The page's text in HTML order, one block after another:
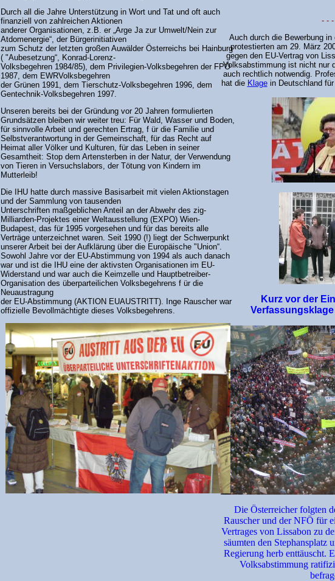
- - -
Auch durch die Bewerbung
protestierten am 29. März
gegen den EU-Vertrag von
Volksabstimmung ist nicht nur
auch rechtlich notwendig.
hat die Klagein Deutschland für
Kurz vor der
Die Österreicher folgten
Rauscher und der NFÖ für
Vertrages von Lissabon zu
säumten den Stephansplatz
Regierung herb enttäuscht.
Volksabstimmung
Durch all die Jahre Unterstützung in Wort und Tat und oft auch
finanziell von zahlreichen Aktionen
anderer Organisationen, z.B. er „Arge Ja zur Umwelt/Nein zur
Atdomenergie“, der Bürgerinitiativen
zum Schutz der letzten großen Auwälder Österreichs bei Hainburg
( "Aubesetzung“, Konrad-Lorenz-
Volksbegehren 1984/85), dem Privilegien-Volksbegehren der FPÖ
1987, dem EWRVolksbegehren
der Grünen 1991, dem Tierschutz-Volksbegehren 1996, dem
Gentechnik-Volksbegehren 1997.
Unseren bereits bei der Gründung vor 20 Jahren formulierten
Grundsätzen bleiben wir weiter treu: Für Wald, Wasser und Boden,
für sinnvolle Arbeit und gerechten Ertrag, f ür die Familie und
Selbstverantwortung in der Gemeinschaft, für das Recht auf
Heimat aller Völker und Kulturen, für das Leben in seiner
Gesamtheit: Stop dem Artensterben in der Natur, der Verwendung
von Tieren in Versuchslabors, der Tötung von Kindern im
Mutterleib!
Die IHU hatte durch massive Basisarbeit mit vielen Aktionstagen
und der Sammlung von tausenden
Unterschriften maßgeblichen Anteil an der Abwehr des zig-
Milliarden-Projektes einer Weltausstellung (EXPO) Wien-
Budapest, das für 1995 vorgesehen und für das bereits alle
Verträge unterzeichnet waren. Seit 1990 (!) liegt der Schwerpunkt
unserer Arbeit bei der Aufklärung über die Europäische "Union“.
Sowohl Jahre vor der EU-Abstimmung von 1994 als auch danach
war und ist die IHU eine der aktivsten Organisationen im EU-
Widerstand und war auch die Keimzelle und Hauptbetreiber-
Organisation des überparteilichen Volksbegehrens f ür die
Neuaustragung
der EU-Abstimmung (AKTION EUAUSTRITT). Inge Rauscher war
offizielle Bevollmächtigte dieses Volksbegehrens.